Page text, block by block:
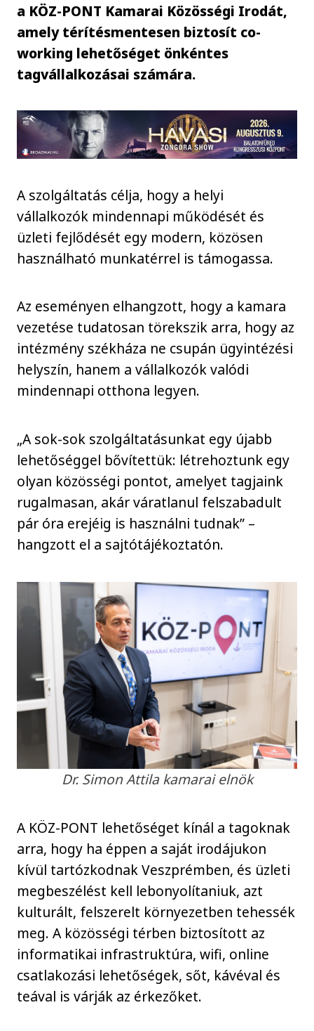
a KÖZ-PONT Kamarai Közösségi Irodát,
amely térítésmentesen biztosít co-
working lehetőséget önkéntes
tagvállalkozásai számára.
A szolgáltatás célja, hogy a helyi
vállalkozók mindennapi működését és
üzleti fejlődését egy modern, közösen
használható munkatérrel is támogassa.
Az eseményen elhangzott, hogy a kamara
vezetése tudatosan törekszik arra, hogy az
intézmény székháza ne csupán ügyintézési
helyszín, hanem a vállalkozók valódi
mindennapi otthona legyen.
„A sok-sok szolgáltatásunkat egy újabb
lehetőséggel bővítettük: létrehoztunk egy
olyan közösségi pontot, amelyet tagjaink
rugalmasan, akár váratlanul felszabadult
pár óra erejéig is használni tudnak” –
hangzott el a sajtótájékoztatón.
Dr. Simon Attila kamarai elnök
A KÖZ-PONT lehetőséget kínál a tagoknak
arra, hogy ha éppen a saját irodájukon
kívül tartózkodnak Veszprémben, és üzleti
megbeszélést kell lebonyolítaniuk, azt
kulturált, felszerelt környezetben tehessék
meg. A közösségi térben biztosított az
informatikai infrastruktúra, wifi, online
csatlakozási lehetőségek, sőt, kávéval és
teával is várják az érkezőket.